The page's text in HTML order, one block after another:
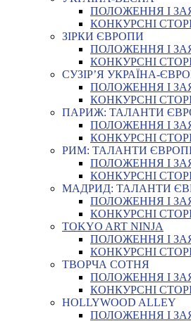
ПОЛОЖЕННЯ І
КОНКУРСНІ
ЗІРКИ ЄВРОПИ
ПОЛОЖЕННЯ І
КОНКУРСНІ
СУЗІР’Я УКРАЇНА-
ПОЛОЖЕННЯ І
КОНКУРСНІ
ПАРИЖ: ТАЛАНТИ
ПОЛОЖЕННЯ І
КОНКУРСНІ
РИМ: ТАЛАНТИ
ПОЛОЖЕННЯ І
КОНКУРСНІ
МАДРИД: ТАЛАНТИ
ПОЛОЖЕННЯ І
КОНКУРСНІ
TOKYO ART NINJA
ПОЛОЖЕННЯ І
КОНКУРСНІ
ТВОРЧА СОТНЯ
ПОЛОЖЕННЯ І
КОНКУРСНІ
HOLLYWOOD ALLEY
ПОЛОЖЕННЯ І